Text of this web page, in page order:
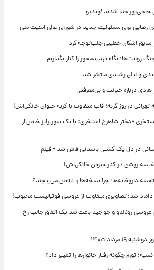
جدا شدند!/ویدیو
برای مسئولیت جدید در شورای عالی امنیت ملی
اشکان خطیبی جلب‌توجه کرد
نگاه تهدیدمحور را کنار بگذاریم
و لیلی رشیدی منتشر شد
درباره خیانت و بی‌معرفتی
در روز گربه؛ قاب متفاوت با گربه حیوان خانگی‌اش!
استخری «دختر شاهرخ استخری» با یک سورپرایز خاص از
روشن در کنار حیوان خانگی‌اش!
داروخانه‌ها؛ چرا نسخه‌ها را ناقص می‌پیچند؟
شد؛ تصاویری متفاوت از عروسی فوتبالیست محبوب!
رونالدو و جورجینا باعث شد یک اتفاق جالب رخ
۱۴۰۵
تورم چگونه رفتار خانوارها را تغییر داد؟